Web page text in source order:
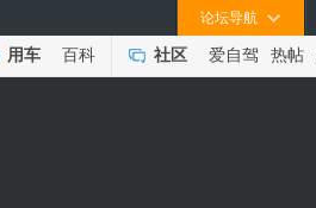
论坛导航
用车 百科 社区 爱自驾 热帖